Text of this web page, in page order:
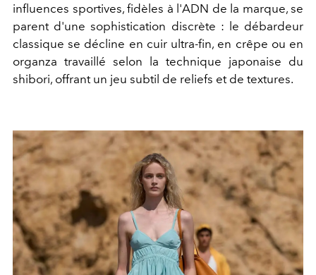
influences sportives, fidèles à l'ADN de la marque, se
parent d'une sophistication discrète : le débardeur
classique se décline en cuir ultra-fin, en crêpe ou en
organza travaillé selon la technique japonaise du
shibori, offrant un jeu subtil de reliefs et de textures.